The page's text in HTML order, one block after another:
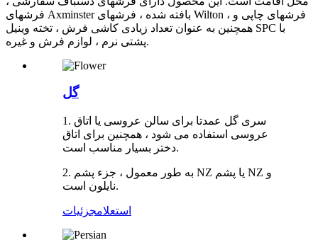
فرشهای Axminster بافته شده ، فرشهای Wilton ، فرشهای چاپی و
همچنین به عنوان تعداد زیادی کاشی فرش ، تخته وینیل SPC با
پشتی نرم ، لوازم فرش و غیره.
گل
1. سری گل عمدتا برای سالن عروسی یا اتاق
عروسی استفاده می شود ، همچنین برای اتاق
دختر بسیار مناسب است.
2. به طور معمول ، جزء پشم NZ یا پشم NZ و
نایلون است.
استعلامجزئیات